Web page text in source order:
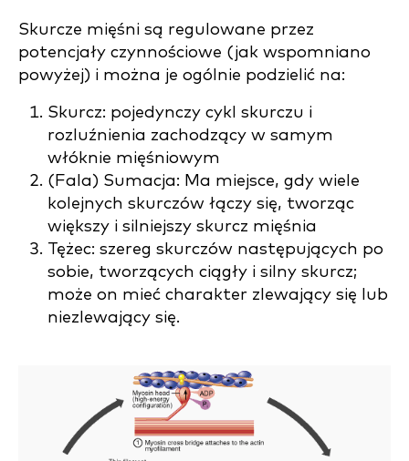
Skurcze mięśni są regulowane przez
potencjały czynnościowe (jak wspomniano
powyżej) i można je ogólnie podzielić na:
Skurcz: pojedynczy cykl skurczu i
rozluźnienia zachodzący w samym
włóknie mięśniowym
(Fala) Sumacja: Ma miejsce, gdy wiele
kolejnych skurczów łączy się, tworząc
większy i silniejszy skurcz mięśnia
Tężec: szereg skurczów następujących po
sobie, tworzących ciągły i silny skurcz;
może on mieć charakter zlewający się lub
niezlewający się.